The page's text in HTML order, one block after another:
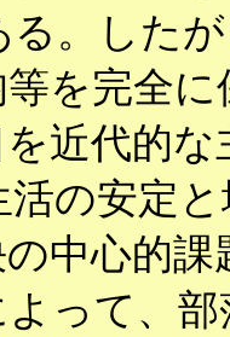
。した
を完全
近代的
活の安定
中心的
よって、